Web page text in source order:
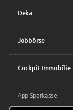
Deka
Jobbörse
Cockpit Immobilie
App Sparkasse